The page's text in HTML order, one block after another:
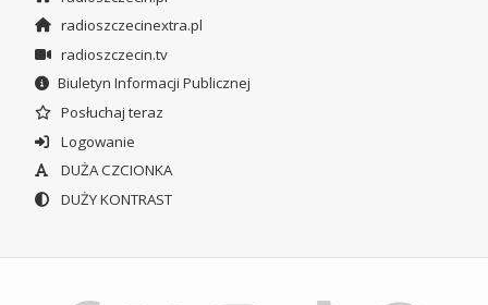
radioszczecinextra.pl
radioszczecin.tv
Biuletyn Informacji Publicznej
Posłuchaj teraz
Logowanie
DUŻA CZCIONKA
DUŻY KONTRAST